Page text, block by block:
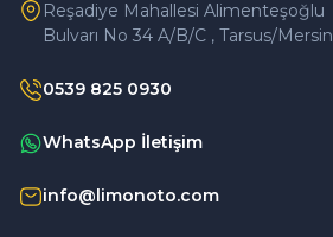
Reşadiye Mahallesi Alimenteşoğlu
Bulvarı No 34 A/B/C , Tarsus/Mersin
0539 825 0930
WhatsApp İletişim
info@limonoto.com